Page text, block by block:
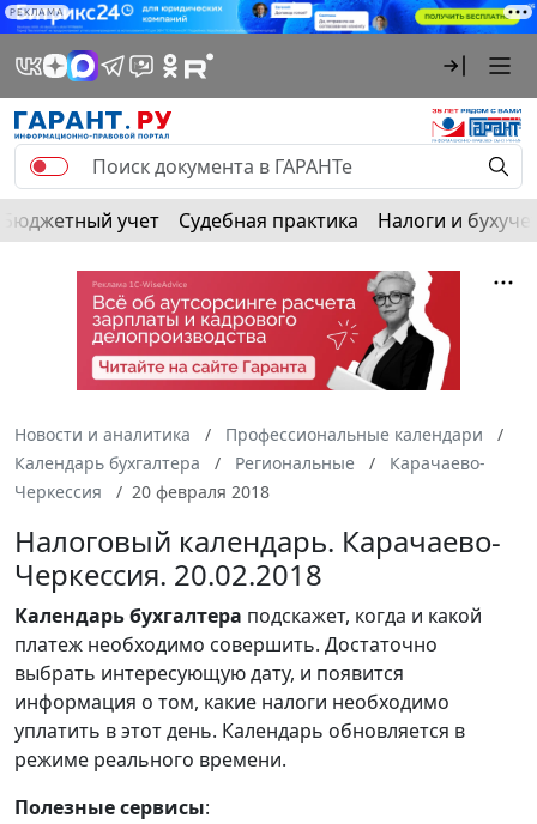
РЕКЛАМА
Бюджетный учет Судебная практика Налоги и
Новости и аналитика
Профессиональные календари
Календарь бухгалтера
Региональные
Карачаево-
Черкессия
20 февраля 2018
Налоговый календарь. Карачаево-
Черкессия. 20.02.2018
Календарьбухгалтера подскажет, когда и какой
платеж необходимо совершить. Достаточно
выбрать интересующую дату, и появится
информация о том, какие налоги необходимо
уплатить в этот день. Календарь обновляется в
режиме реального времени.
Полезные сервисы: